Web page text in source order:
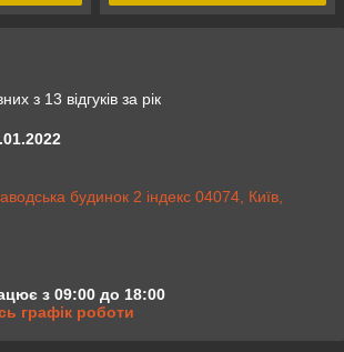
з 13 відгуків за рік
будинок 2 індекс 04074, Київ,
з 09:00 до 18:00
графік роботи